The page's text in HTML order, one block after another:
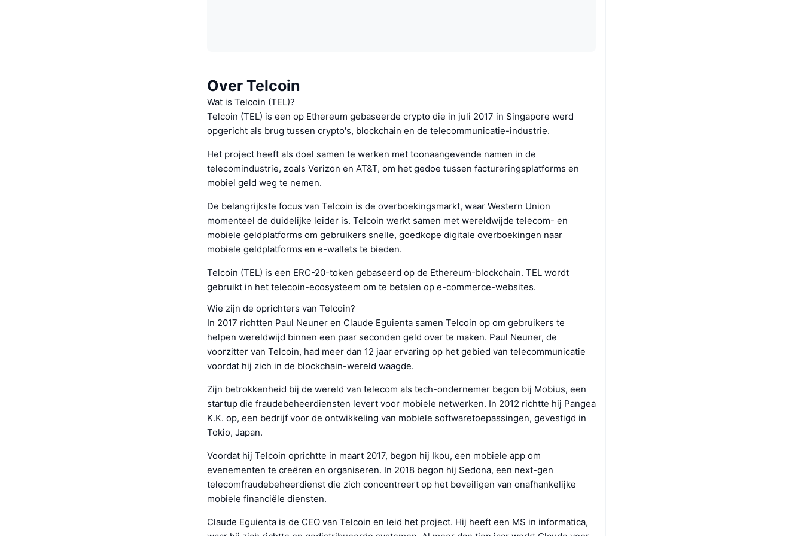
Over Telcoin
Wat is Telcoin (TEL)?
Telcoin (TEL) is een op Ethereum gebaseerde crypto die in juli 2017 in Singapore werd
opgericht als brug tussen crypto's, blockchain en de telecommunicatie-industrie.
Het project heeft als doel samen te werken met toonaangevende namen in de
telecomindustrie, zoals Verizon en AT&T, om het gedoe tussen factureringsplatforms en
mobiel geld weg te nemen.
De belangrijkste focus van Telcoin is de overboekingsmarkt, waar Western Union
momenteel de duidelijke leider is. Telcoin werkt samen met wereldwijde telecom- en
mobiele geldplatforms om gebruikers snelle, goedkope digitale overboekingen naar
mobiele geldplatforms en e-wallets te bieden.
Telcoin (TEL) is een ERC-20-token gebaseerd op de Ethereum-blockchain. TEL wordt
gebruikt in het telecoin-ecosysteem om te betalen op e-commerce-websites.
Wie zijn de oprichters van Telcoin?
In 2017 richtten Paul Neuner en Claude Eguienta samen Telcoin op om gebruikers te
helpen wereldwijd binnen een paar seconden geld over te maken. Paul Neuner, de
voorzitter van Telcoin, had meer dan 12 jaar ervaring op het gebied van telecommunicatie
voordat hij zich in de blockchain-wereld waagde.
Zijn betrokkenheid bij de wereld van telecom als tech-ondernemer begon bij Mobius, een
startup die fraudebeheerdiensten levert voor mobiele netwerken. In 2012 richtte hij Pangea
K.K. op, een bedrijf voor de ontwikkeling van mobiele softwaretoepassingen, gevestigd in
Tokio, Japan.
Voordat hij Telcoin oprichtte in maart 2017, begon hij Ikou, een mobiele app om
evenementen te creëren en organiseren. In 2018 begon hij Sedona, een next-gen
telecomfraudebeheerdienst die zich concentreert op het beveiligen van onafhankelijke
mobiele financiële diensten.
Claude Eguienta is de CEO van Telcoin en leid het project. Hij heeft een MS in informatica,